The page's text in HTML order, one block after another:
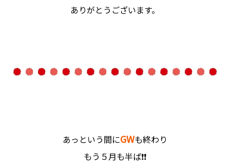
ありがとうございます。
あっという間にGWも終わり
もう５月も半ば❗❗